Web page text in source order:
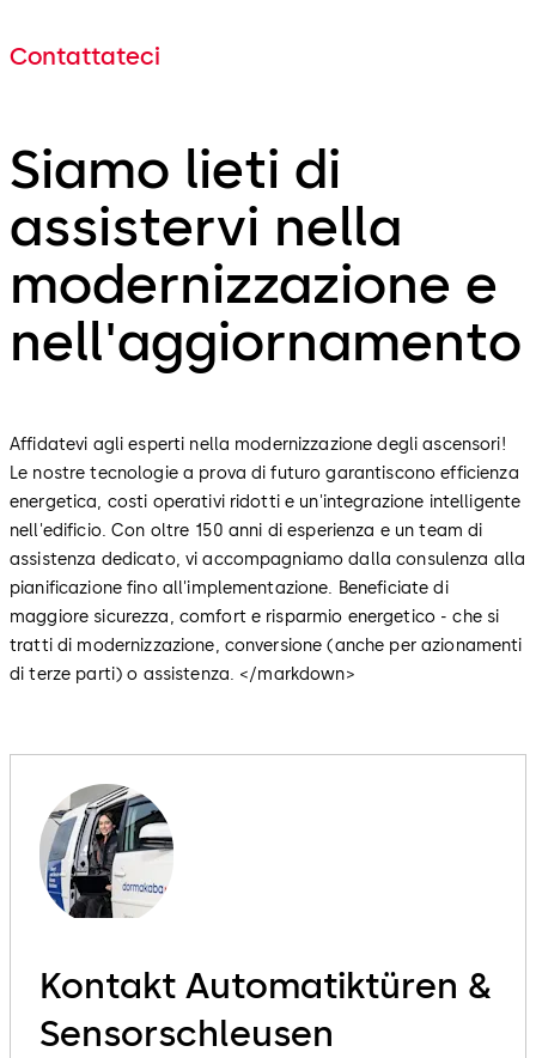
Contattateci
Siamo lieti di
assistervi nella
modernizzazione e
nell'aggiornamento
Affidatevi agli esperti nella modernizzazione degli ascensori!
Le nostre tecnologie a prova di futuro garantiscono efficienza
energetica, costi operativi ridotti e un'integrazione intelligente
nell'edificio. Con oltre 150 anni di esperienza e un team di
assistenza dedicato, vi accompagniamo dalla consulenza alla
pianificazione fino all'implementazione. Beneficiate di
maggiore sicurezza, comfort e risparmio energetico - che si
tratti di modernizzazione, conversione (anche per azionamenti
di terze parti) o assistenza. </markdown>
Kontakt Automatiktüren &
Sensorschleusen